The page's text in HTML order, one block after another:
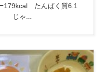
179kcal たんぱく質6.1
じゃ...